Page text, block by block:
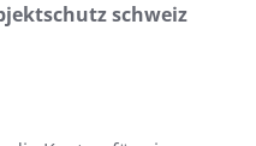
schweiz